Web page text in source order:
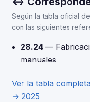
Según la tabla oficial
con las siguientes
28.24—
manuales
Ver la tabla
→ 2025